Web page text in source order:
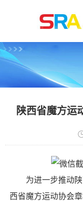
陕西省魔方运
为进一步推动
西省魔方运动协会